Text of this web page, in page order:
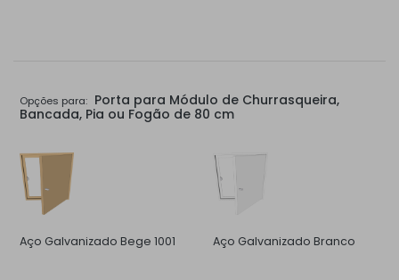
Opções para: Porta para Módulo de Churrasqueira,
Bancada, Pia ou Fogão de 80 cm
Aço Galvanizado Bege 1001 Aço Galvanizado Branco